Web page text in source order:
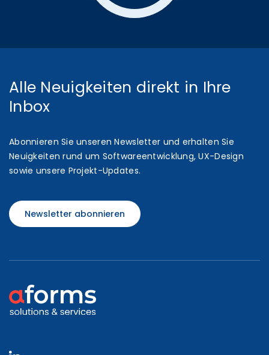
Alle Neuigkeiten direkt in Ihre
Inbox
Abonnieren Sie unseren Newsletter und erhalten Sie
Neuigkeiten rund um Softwareentwicklung, UX-Design
sowie unsere Projekt-Updates.
Newsletter abonnieren